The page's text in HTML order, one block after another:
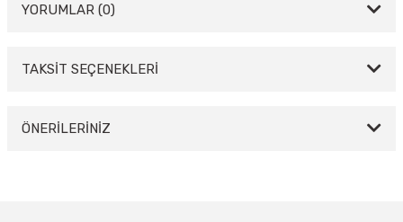
YORUMLAR (0)
Bu ürüne ilk yorumu siz yapın!
TAKSİT SEÇENEKLERİ
ÖNERİLERİNİZ